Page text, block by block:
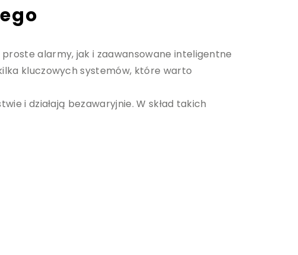
alarmy, jak i zaawansowane inteligentne
kluczowych systemów, które warto
i działają bezawaryjnie. W skład takich